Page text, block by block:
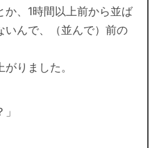
か、1時間以上前から並ば
いんで、（並んで）前の
りました。